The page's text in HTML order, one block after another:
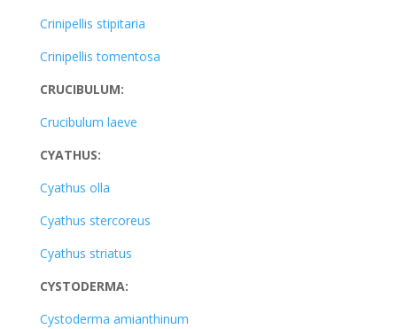
Crinipellis stipitaria
Crinipellis tomentosa
CRUCIBULUM:
Crucibulum laeve
CYATHUS:
Cyathus olla
Cyathus stercoreus
Cyathus striatus
CYSTODERMA:
Cystoderma amianthinum